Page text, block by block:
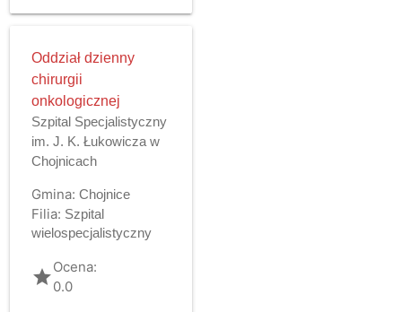
Oddział dzienny
chirurgii
onkologicznej
Szpital Specjalistyczny
im. J. K. Łukowicza w
Chojnicach
Gmina: Chojnice
Filia: Szpital
wielospecjalistyczny
gradeOcena:
0.0